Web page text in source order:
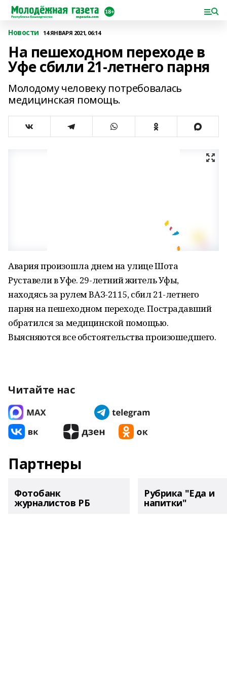
Новости 14 ЯНВАРЯ 2021, 06:14
На пешеходном переходе в
Уфе сбили 21-летнего парня
Молодому человеку потребовалась
медицинская помощь.
Авария произошла днем на улице Шота
Руставели в Уфе. 29-летний житель Уфы,
находясь за рулем ВАЗ-2115, сбил 21-летнего
парня на пешеходном переходе. Пострадавший
обратился за медицинской помощью.
Выясняются все обстоятельства произошедшего.
Читайте нас
Партнеры
Фотобанк
журналистов РБ
Рубрика "Еда и
напитки"